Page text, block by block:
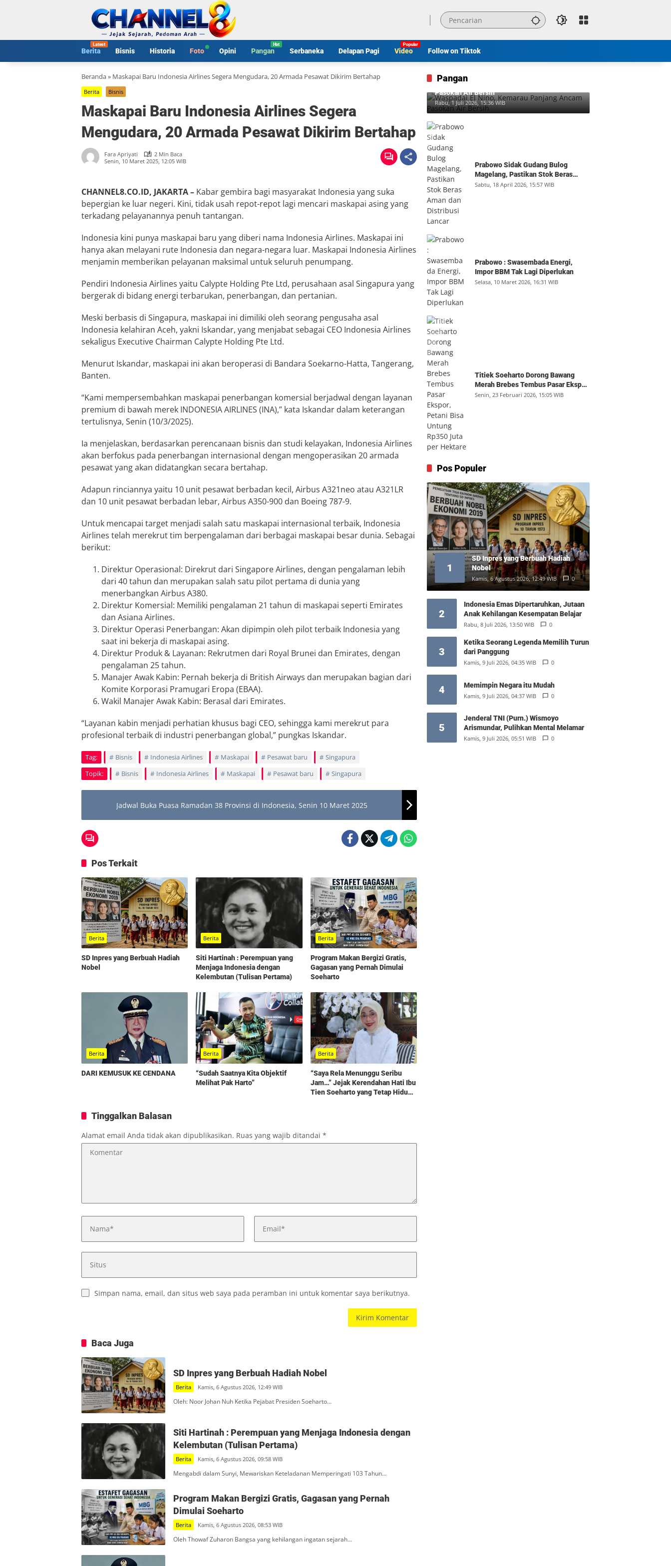
Berita Bisnis Historia Foto Opini Pangan Serbaneka Delapan Pagi Video Follow on Tiktok
Beranda» Maskapai Baru Indonesia Airlines Segera Mengudara, 20 Armada Pesawat Dikirim Bertahap
Berita Bisnis
Maskapai Baru Indonesia Airlines Segera
Mengudara, 20 Armada Pesawat Dikirim Bertahap
Fara Apriyati
2 Min Baca
Senin, 10 Maret 2025, 12:05 WIB
CHANNEL8.CO.ID, JAKARTA – Kabar gembira bagi masyarakat Indonesia yang suka
bepergian ke luar negeri. Kini, tidak usah repot-repot lagi mencari maskapai asing yang
terkadang pelayanannya penuh tantangan.
Indonesia kini punya maskapai baru yang diberi nama Indonesia Airlines. Maskapai ini
hanya akan melayani rute Indonesia dan negara-negara luar. Maskapai Indonesia Airlines
menjamin memberikan pelayanan maksimal untuk seluruh penumpang.
Pendiri Indonesia Airlines yaitu Calypte Holding Pte Ltd, perusahaan asal Singapura yang
bergerak di bidang energi terbarukan, penerbangan, dan pertanian.
Meski berbasis di Singapura, maskapai ini dimiliki oleh seorang pengusaha asal
Indonesia kelahiran Aceh, yakni Iskandar, yang menjabat sebagai CEO Indonesia Airlines
sekaligus Executive Chairman Calypte Holding Pte Ltd.
Menurut Iskandar, maskapai ini akan beroperasi di Bandara Soekarno-Hatta, Tangerang,
Banten.
“Kami mempersembahkan maskapai penerbangan komersial berjadwal dengan layanan
premium di bawah merek INDONESIA AIRLINES (INA),” kata Iskandar dalam keterangan
tertulisnya, Senin (10/3/2025).
Ia menjelaskan, berdasarkan perencanaan bisnis dan studi kelayakan, Indonesia Airlines
akan berfokus pada penerbangan internasional dengan mengoperasikan 20 armada
pesawat yang akan didatangkan secara bertahap.
Adapun rinciannya yaitu 10 unit pesawat berbadan kecil, Airbus A321neo atau A321LR
dan 10 unit pesawat berbadan lebar, Airbus A350-900 dan Boeing 787-9.
Untuk mencapai target menjadi salah satu maskapai internasional terbaik, Indonesia
Airlines telah merekrut tim berpengalaman dari berbagai maskapai besar dunia. Sebagai
berikut:
Direktur Operasional: Direkrut dari Singapore Airlines, dengan pengalaman lebih
dari 40 tahun dan merupakan salah satu pilot pertama di dunia yang
menerbangkan Airbus A380.
Direktur Komersial: Memiliki pengalaman 21 tahun di maskapai seperti Emirates
dan Asiana Airlines.
Direktur Operasi Penerbangan: Akan dipimpin oleh pilot terbaik Indonesia yang
saat ini bekerja di maskapai asing.
Direktur Produk & Layanan: Rekrutmen dari Royal Brunei dan Emirates, dengan
pengalaman 25 tahun.
Manajer Awak Kabin: Pernah bekerja di British Airways dan merupakan bagian dari
Komite Korporasi Pramugari Eropa (EBAA).
Wakil Manajer Awak Kabin: Berasal dari Emirates.
“Layanan kabin menjadi perhatian khusus bagi CEO, sehingga kami merekrut para
profesional terbaik di industri penerbangan global,” pungkas Iskandar.
Tag: Bisnis Indonesia Airlines Maskapai Pesawat baru
Singapura
Topik:
Bisnis Indonesia Airlines Maskapai Pesawat baru Singapura
Jadwal Buka Puasa Ramadan 38 Provinsi di Indonesia, Senin 10 Maret 2025
Pos Terkait
Berita
SD Inpres yang Berbuah Hadiah
Nobel
Berita
Siti Hartinah : Perempuan yang
Menjaga Indonesia dengan
Kelembutan (Tulisan Pertama)
Berita
Program Makan Bergizi Gratis,
Gagasan yang Pernah Dimulai
Soeharto
Berita
DARI KEMUSUK KE CENDANA
Berita
“Sudah Saatnya Kita Objektif
Melihat Pak Harto”
Berita
“Saya Rela Menunggu Seribu
Jam…” Jejak Kerendahan Hati Ibu
Tien Soeharto yang Tetap Hidup
Tinggalkan Balasan
Alamat email Anda tidak akan dipublikasikan. Ruas yang wajib ditandai *
Simpan nama, email, dan situs web saya pada peramban ini untuk komentar saya berikutnya.
Baca Juga
SD Inpres yang Berbuah Hadiah Nobel
Berita Kamis, 6 Agustus 2026, 12:49 WIB
Oleh: Noor Johan Nuh Ketika Pejabat Presiden Soeharto…
Siti Hartinah : Perempuan yang Menjaga Indonesia dengan
Kelembutan (Tulisan Pertama)
Berita Kamis, 6 Agustus 2026, 09:58 WIB
Mengabdi dalam Sunyi, Mewariskan Keteladanan Memperingati 103 Tahun…
Program Makan Bergizi Gratis, Gagasan yang Pernah
Dimulai Soeharto
Berita Kamis, 6 Agustus 2026, 08:53 WIB
Oleh Thowaf Zuharon Bangsa yang kehilangan ingatan sejarah…
Pangan
Waspadai El Nino, Kemarau Panjang Ancam
Pasokan Air Bersih
Rabu, 1 Juli 2026, 15:36 WIB
Prabowo Sidak Gudang Bulog
Magelang, Pastikan Stok Beras
Aman dan Distribusi Lancar
Sabtu, 18 April 2026, 15:57 WIB
Prabowo : Swasembada Energi,
Impor BBM Tak Lagi Diperlukan
Selasa, 10 Maret 2026, 16:31 WIB
Titiek Soeharto Dorong Bawang
Merah Brebes Tembus Pasar Ekspor,
Petani Bisa Untung Rp350 Juta per
Senin, 23 Februari 2026, 15:05 WIB
Pos Populer
1
SD Inpres yang Berbuah Hadiah
Nobel
Kamis, 6 Agustus 2026, 12:49 WIB 0
2
Indonesia Emas Dipertaruhkan, Jutaan
Anak Kehilangan Kesempatan Belajar
Rabu, 8 Juli 2026, 13:50 WIB 0
3
Ketika Seorang Legenda Memilih Turun
dari Panggung
Kamis, 9 Juli 2026, 04:35 WIB 0
4 Memimpin Negara itu Mudah
Kamis, 9 Juli 2026, 04:37 WIB 0
5
Jenderal TNI (Purn.) Wismoyo
Arismundar, Pulihkan Mental Melamar
Kamis, 9 Juli 2026, 05:51 WIB 0